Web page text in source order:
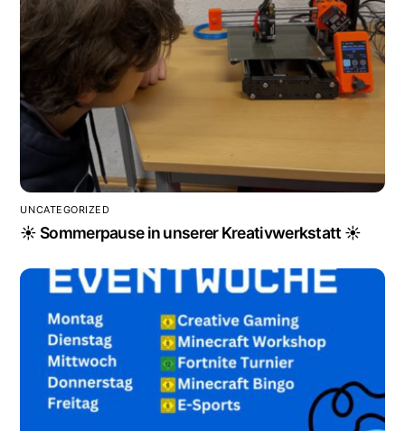
UNCATEGORIZED
☀️ Sommerpause in unserer Kreativwerkstatt ☀️